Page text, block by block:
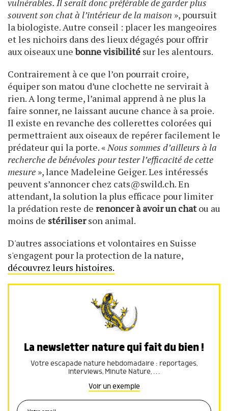
vulnérables. Il serait donc préférable de garder plus
souvent son chat à l’intérieur de la maison », poursuit
la biologiste. Autre conseil : placer les mangeoires
et les nichoirs dans des lieux dégagés pour offrir
aux oiseaux unebonne visibilité sur les alentours.
Contrairement à ce que l’on pourrait croire,
équiper son matou d’une clochette ne servirait à
rien. A long terme, l’animal apprend à ne plus la
faire sonner, ne laissant aucune chance à sa proie.
Il existe en revanche des collerettes colorées qui
permettraient aux oiseaux de repérer facilement le
prédateur qui la porte. «Nous sommes d’ailleurs à la
recherche de bénévoles pour tester l’efficacité de cette
mesure », lance Madeleine Geiger. Les intéressés
peuvent s’annoncer chez cats@swild.ch. En
attendant, la solution la plus efficace pour limiter
la prédation reste de renoncer à avoir un chatou au
moins de stériliserson animal.
D'autres associations et volontaires en Suisse
s'engagent pour la protection de la nature,
découvrez leurs histoires.
La newsletter nature qui fait du bien !
Votre escapade nature hebdomadaire : reportages,
interviews, Minute Nature, …
Voir un exemple